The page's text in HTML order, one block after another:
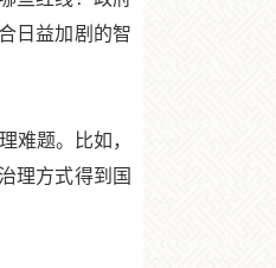
日益加剧的智
难题。比如，
理方式得到国